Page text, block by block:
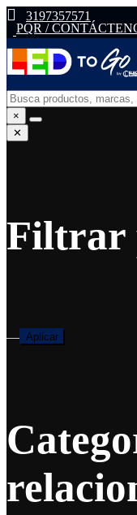
3197357571
PQR /
×
✕
Filtrar
— Aplicar